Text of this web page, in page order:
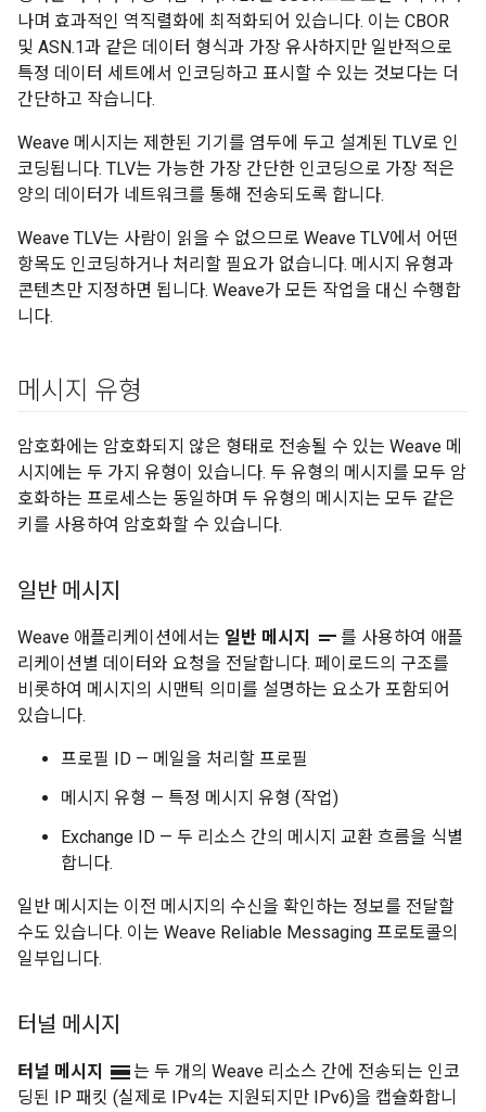
나며 효과적인 역직렬화에 최적화되어 있습니다. 이는 CBOR
및 ASN.1과 같은 데이터 형식과 가장 유사하지만 일반적으로
특정 데이터 세트에서 인코딩하고 표시할 수 있는 것보다는 더
간단하고 작습니다.
Weave 메시지는 제한된 기기를 염두에 두고 설계된 TLV로 인
코딩됩니다. TLV는 가능한 가장 간단한 인코딩으로 가장 적은
양의 데이터가 네트워크를 통해 전송되도록 합니다.
Weave TLV는 사람이 읽을 수 없으므로 Weave TLV에서 어떤
항목도 인코딩하거나 처리할 필요가 없습니다. 메시지 유형과
콘텐츠만 지정하면 됩니다. Weave가 모든 작업을 대신 수행합
니다.
메시지 유형
암호화에는 암호화되지 않은 형태로 전송될 수 있는 Weave 메
시지에는 두 가지 유형이 있습니다. 두 유형의 메시지를 모두 암
호화하는 프로세스는 동일하며 두 유형의 메시지는 모두 같은
키를 사용하여 암호화할 수 있습니다.
일반 메시지
Weave 애플리케이션에서는 일반 메시지 short_text 를 사용하여 애플
리케이션별 데이터와 요청을 전달합니다. 페이로드의 구조를
비롯하여 메시지의 시맨틱 의미를 설명하는 요소가 포함되어
있습니다.
프로필 ID — 메일을 처리할 프로필
메시지 유형 — 특정 메시지 유형 (작업)
Exchange ID — 두 리소스 간의 메시지 교환 흐름을 식별
합니다.
일반 메시지는 이전 메시지의 수신을 확인하는 정보를 전달할
수도 있습니다. 이는 Weave Reliable Messaging 프로토콜의
일부입니다.
터널 메시지
터널 메시지 calendar_view_day는 두 개의 Weave 리소스 간에 전송되는 인코
딩된 IP 패킷 (실제로 IPv4는 지원되지만 IPv6)을 캡슐화합니